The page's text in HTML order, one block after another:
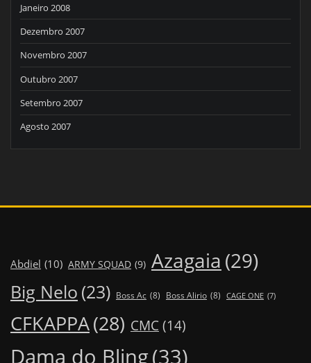
Janeiro 2008
Dezembro 2007
Novembro 2007
Outubro 2007
Setembro 2007
Agosto 2007
Abdiel (10) ARMY SQUAD (9) Azagaia (29)
Big Nelo (23) Boss Ac (8) Boss Alirio (8) CAGE ONE (7)
CFKAPPA(28) CMC (14)
Dama do Bling(33)